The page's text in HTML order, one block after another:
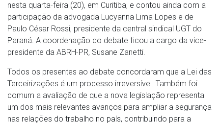
nesta quarta-feira (20), em Curitiba, e contou ainda com a
participação da advogada Lucyanna Lima Lopes e de
Paulo César Rossi, presidente da central sindical UGT do
Paraná. A coordenação do debate ficou a cargo da vice-
presidente da ABRH-PR, Susane Zanetti.
Todos os presentes ao debate concordaram que a Lei das
Terceirizações é um processo irreversível. Também foi
comum a avaliação de que a nova legislação representa
um dos mais relevantes avanços para ampliar a segurança
nas relações do trabalho no país, contribuindo para a